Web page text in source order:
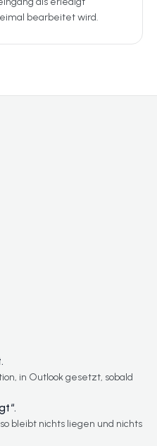
bearbeitet wird.
in Outlook gesetzt, sobald
bleibt nichts liegen und nichts